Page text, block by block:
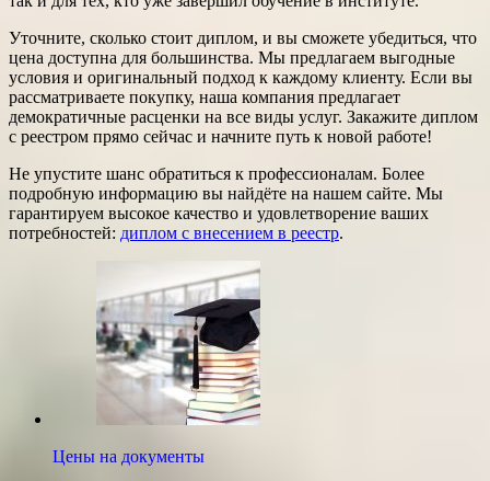
Уточните, сколько стоит диплом, и вы сможете убедиться, что
цена доступна для большинства. Мы предлагаем выгодные
условия и оригинальный подход к каждому клиенту. Если вы
рассматриваете покупку, наша компания предлагает
демократичные расценки на все виды услуг. Закажите диплом
с реестром прямо сейчас и начните путь к новой работе!
Не упустите шанс обратиться к профессионалам. Более
подробную информацию вы найдёте на нашем сайте. Мы
гарантируем высокое качество и удовлетворение ваших
потребностей: диплом с внесением в реестр.
Цены на документы